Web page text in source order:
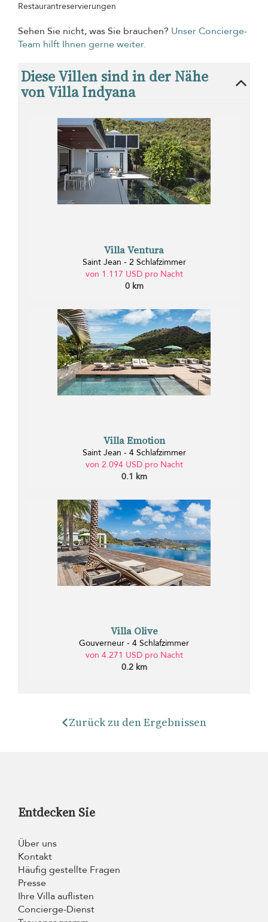
Restaurantreservierungen
Sehen Sie nicht, was Sie brauchen? Unser Concierge-
Team hilft Ihnen gerne weiter.
Diese Villen sind in der Nähe
von Villa Indyana
Villa Ventura
Saint Jean - 2 Schlafzimmer
von 1.117 USD pro Nacht
0 km
Villa Emotion
Saint Jean - 4 Schlafzimmer
von 2.094 USD pro Nacht
0.1 km
Villa Olive
Gouverneur - 4 Schlafzimmer
von 4.271 USD pro Nacht
0.2 km
Zurück zu den Ergebnissen
Entdecken Sie
Über uns
Kontakt
Häufig gestellte Fragen
Presse
Ihre Villa auflisten
Concierge-Dienst